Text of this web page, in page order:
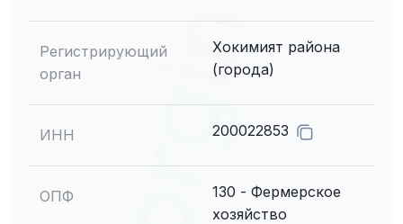
Регистрирующий
орган
Хокимият района
(города)
ИНН 200022853
ОПФ
130 - Фермерское
хозяйство